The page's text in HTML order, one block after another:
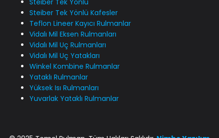
Steiber Tek Yönlü Kafesler
Teflon Lineer Kayıcı Rulmanlar
Vidalı Mil Eksen Rulmanları
Vidalı Mil Uç Rulmanları
Vidalı Mil Uç Yatakları
Winkel Kombine Rulmanlar
Yataklı Rulmanlar
Yüksek Isı Rulmanları
Yuvarlak Yataklı Rulmanlar